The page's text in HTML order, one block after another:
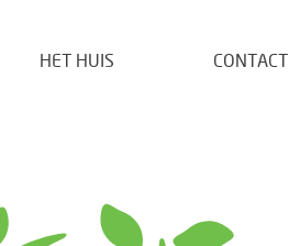
HET HUIS CONTACT